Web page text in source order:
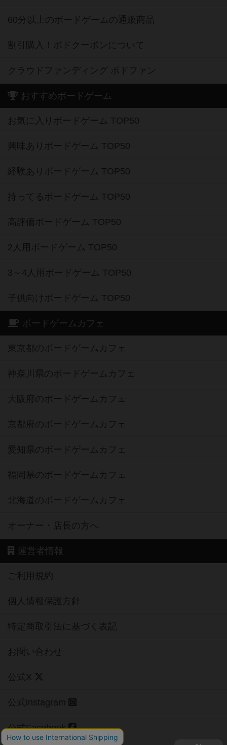
60分以上のボードゲームの通販商品
割引購入！ボドクーポンについて
クラウドファンディング ボドファン
おすすめボードゲーム
お気に入りボードゲーム TOP50
興味ありボードゲーム TOP50
経験ありボードゲーム TOP50
持ってるボードゲーム TOP50
高評価ボードゲーム TOP50
2人用ボードゲーム TOP50
3～4人用ボードゲーム TOP50
子供向けボードゲーム TOP50
ボードゲームカフェ
東京都のボードゲームカフェ
神奈川県のボードゲームカフェ
大阪府のボードゲームカフェ
京都府のボードゲームカフェ
愛知県のボードゲームカフェ
福岡県のボードゲームカフェ
北海道のボードゲームカフェ
オーナー・店長の方へ
運営者情報
ご利用規約
個人情報保護方針
特定商取引法に基づく表記
お問い合わせ
公式X
公式instagram
公式Facebook